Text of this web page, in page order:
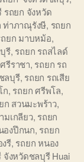
รถยก จังหวัด
ท่าภาณุรังษี, รถยก
ยก มาบหม้อ,
รี, รถยก รถสไลด์
รีราชา, รถยก รถ
ลบุรี, รถยก รถเสีย
ก, รถยก ศรีพโล,
ก สวนมะพร้าว,
มเกลียว, รถยก
องปึกนก, รถยก
รี, รถยก หนอง
งหวัดชลบุรี Huai